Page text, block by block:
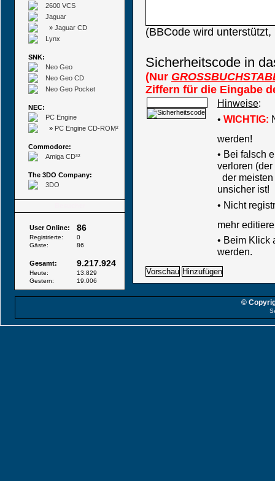
2600 VCS
Jaguar
» Jaguar CD
Lynx
SNK:
Neo Geo
Neo Geo CD
Neo Geo Pocket
NEC:
PC Engine
» PC Engine CD-ROM²
Commodore:
Amiga CD³²
The 3DO Company:
3DO
User Online: 86
Registrierte:
0
Gäste:
86
Gesamt: 9.217.924
Heute:
13.829
Gestern:
19.006
(BBCode wird
Sicherheitscode in
(Nur
Ziffern für die Eingabe
Hinweise:
• WICHTIG:
werden!
• Bei falsch
verloren
der
unsicher ist!
• Nicht
mehr
• Beim Klick
werden.
©